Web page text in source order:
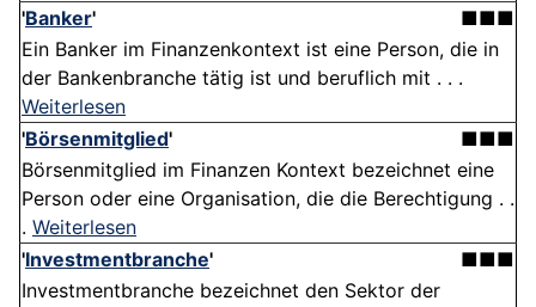
'Banker'
■■■
Ein Banker im Finanzenkontext ist eine Person, die in
der Bankenbranche tätig ist und beruflich mit . . .
Weiterlesen
'Börsenmitglied'
■■■
Börsenmitglied im Finanzen Kontext bezeichnet eine
Person oder eine Organisation, die die Berechtigung . .
. Weiterlesen
'Investmentbranche'
■■■
Investmentbranche bezeichnet den Sektor der